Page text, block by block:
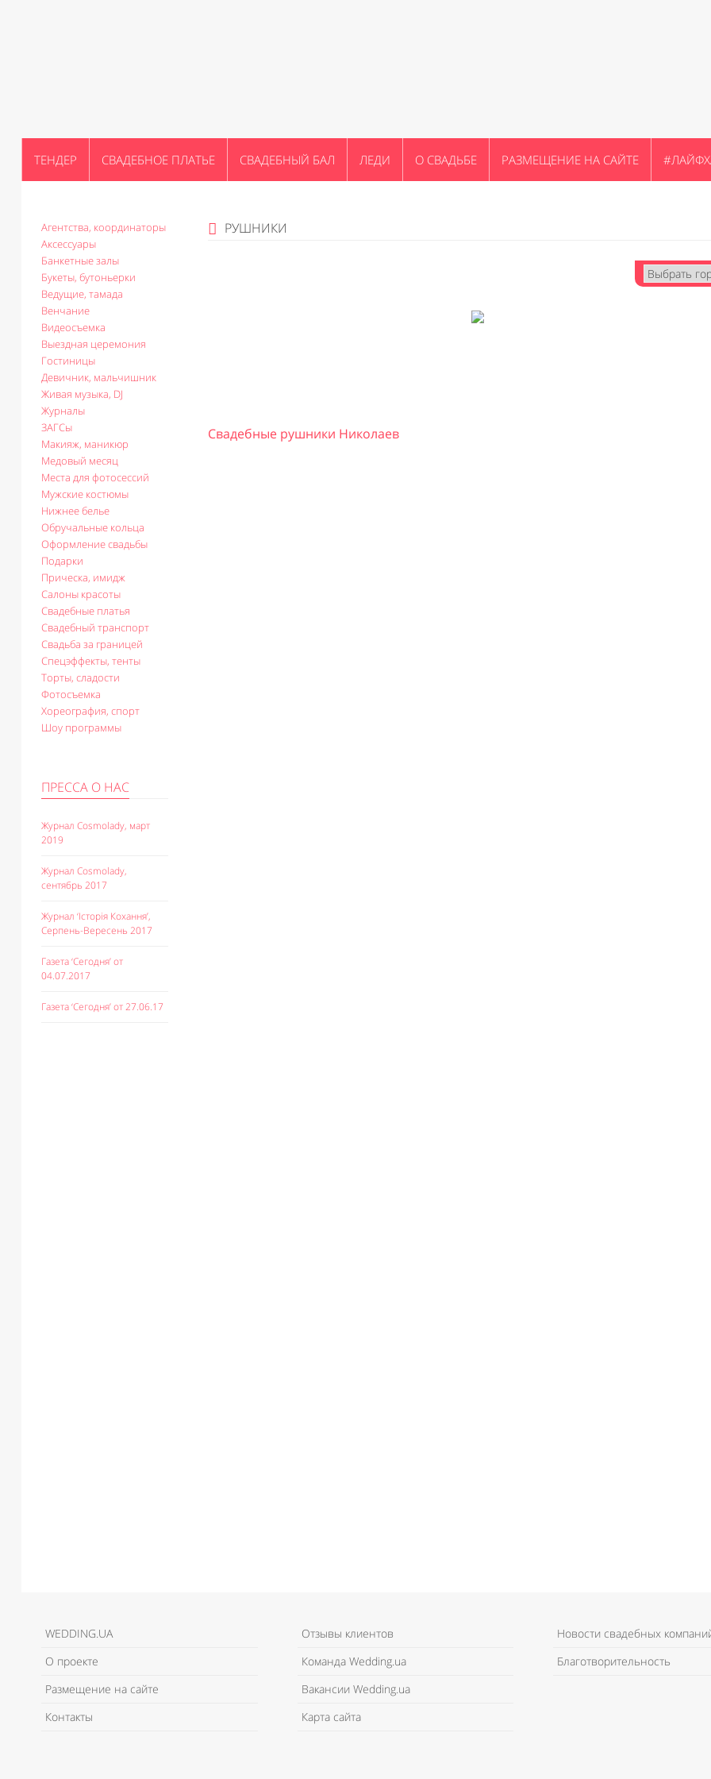
ТЕНДЕР СВАДЕБНОЕ ПЛАТЬЕ СВАДЕБНЫЙ БАЛ ЛЕДИ О СВАДЬБЕ РАЗМЕЩЕНИЕ НА САЙТЕ
Агентства, координаторы
Аксессуары
Банкетные залы
Букеты, бутоньерки
Ведущие, тамада
Венчание
Видеосъемка
Выездная церемония
Гостиницы
Девичник, мальчишник
Живая музыка, DJ
Журналы
ЗАГСы
Макияж, маникюр
Медовый месяц
Места для фотосессий
Мужские костюмы
Нижнее белье
Обручальные кольца
Оформление свадьбы
Подарки
Прическа, имидж
Салоны красоты
Свадебные платья
Свадебный транспорт
Свадьба за границей
Спецэффекты, тенты
Торты, сладости
Фотосъемка
Хореография, спорт
Шоу программы
ПРЕССА О НАС
Журнал Cosmolady, март
2019
Журнал Cosmolady,
сентябрь 2017
Журнал ‘Історія Кохання’,
Серпень-Вересень 2017
Газета ‘Сегодня’ от
04.07.2017
Газета ‘Сегодня’ от 27.06.17
РУШНИКИ
Свадебные рушники Николаев
WEDDING.UA
О проекте
Размещение на сайте
Контакты
Отзывы клиентов
Команда Wedding.ua
Вакансии Wedding.ua
Карта сайта
Новости свадебных
Благотворительность